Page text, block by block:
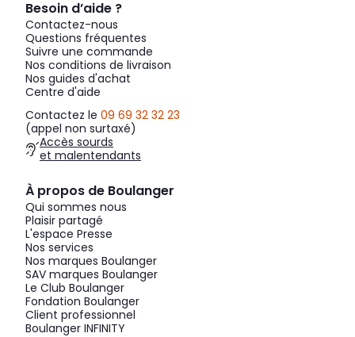
Besoin d’aide ?
Contactez-nous
Questions fréquentes
Suivre une commande
Nos conditions de livraison
Nos guides d'achat
Centre d'aide
Contactez le 09 69 32 32 23
(appel non surtaxé)
Accès sourds
et malentendants
À propos de Boulanger
Qui sommes nous
Plaisir partagé
L'espace Presse
Nos services
Nos marques Boulanger
SAV marques Boulanger
Le Club Boulanger
Fondation Boulanger
Client professionnel
Boulanger INFINITY